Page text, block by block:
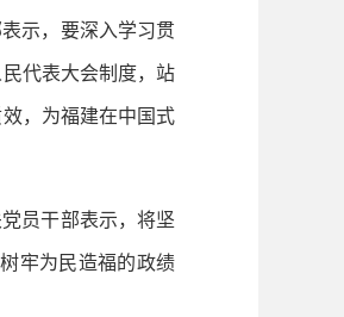
示，要深入学习贯
代表大会制度，站
，为福建在中国式
员干部表示，将坚
牢为民造福的政绩